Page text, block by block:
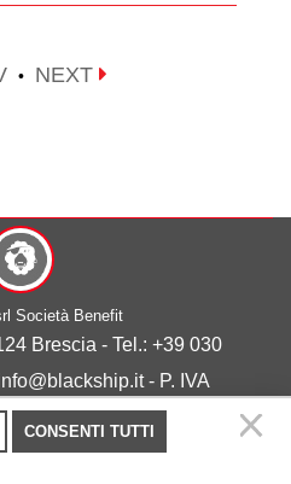
• NEXT
Società Benefit
Brescia - Tel.: +39 030
- P. IVA
-Cookie policy
CONSENTI TUTTI